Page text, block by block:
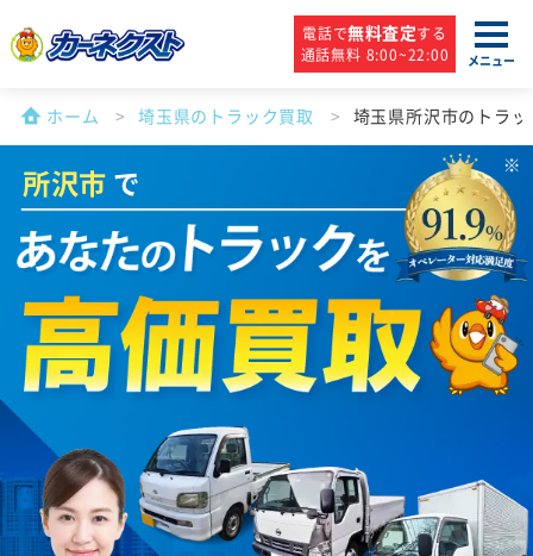
電話で無料査定する
通話無料 8:00~22:00
メニュー
ホーム 埼玉県のトラック買取 埼玉県所沢市のトラ
所沢市 で